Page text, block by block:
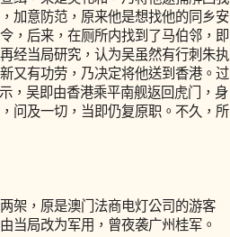
加意防范，原来他是想找他的同乡安
，后来，在厕所内找到了马伯邻，即
经当局研究，认为吴虽然有行刺朱执
又有功劳，乃决定将他送到香港。过
，吴即由香港乘平南舰返回虎门，身
问及一切，当即仍复原职。不久，所
，原是澳门法商电灯公司的游客
当局改为军用，曾夜袭广州桂军。